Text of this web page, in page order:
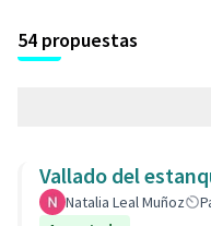
54 propuestas
Vallado del
Natalia Leal Muñoz